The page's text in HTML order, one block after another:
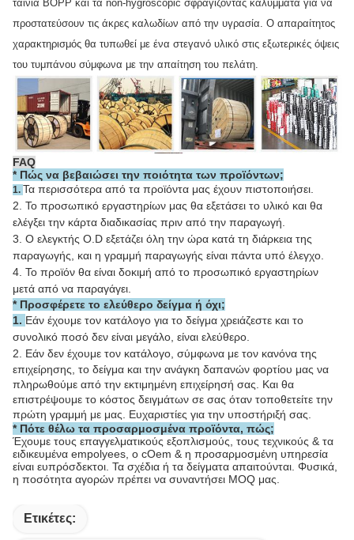
ταινία BOPP και τα non-hygroscopic σφραγίζοντας καλύμματα για να
προστατεύσουν τις άκρες καλωδίων από την υγρασία. Ο απαραίτητος
χαρακτηρισμός θα τυπωθεί με ένα στεγανό υλικό στις εξωτερικές όψεις
του τυμπάνου σύμφωνα με την απαίτηση του πελάτη.
FAQ
* Πώς να βεβαιώσει την ποιότητα των προϊόντων;
1. Τα περισσότερα από τα προϊόντα μας έχουν πιστοποιήσει.
2. Το προσωπικό εργαστηρίων μας θα εξετάσει το υλικό και θα
ελέγξει την κάρτα διαδικασίας πριν από την παραγωγή.
3. Ο ελεγκτής O.D εξετάζει όλη την ώρα κατά τη διάρκεια της
παραγωγής, και η γραμμή παραγωγής είναι πάντα υπό έλεγχο.
4. Το προϊόν θα είναι δοκιμή από το προσωπικό εργαστηρίων
μετά από να παραγάγει.
* Προσφέρετε το ελεύθερο δείγμα ή όχι;
1. Εάν έχουμε τον κατάλογο για το δείγμα χρειάζεστε και το
συνολικό ποσό δεν είναι μεγάλο, είναι ελεύθερο.
2. Εάν δεν έχουμε τον κατάλογο, σύμφωνα με τον κανόνα της
επιχείρησης, το δείγμα και την ανάγκη δαπανών φορτίου μας να
πληρωθούμε από την εκτιμημένη επιχείρησή σας. Και θα
επιστρέψουμε το κόστος δειγμάτων σε σας όταν τοποθετείτε την
πρώτη γραμμή με μας. Ευχαριστίες για την υποστήριξή σας.
* Πότε θέλω τα προσαρμοσμένα προϊόντα, πώς;
Έχουμε τους επαγγελματικούς εξοπλισμούς, τους τεχνικούς & τα
ειδικευμένα empolyees, ο cOem & η προσαρμοσμένη υπηρεσία
είναι ευπρόσδεκτοι. Τα σχέδια ή τα δείγματα απαιτούνται. Φυσικά,
η ποσότητα αγορών πρέπει να συναντήσει MOQ μας.
Ετικέτες: